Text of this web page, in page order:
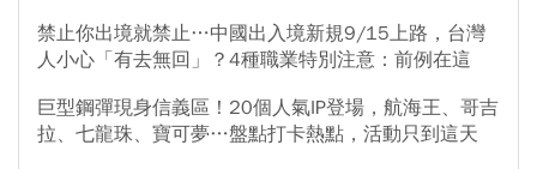
禁止你出境就禁止…中國出入境新規9/15上路，台灣
人小心「有去無回」？4種職業特別注意：前例在這
巨型鋼彈現身信義區！20個人氣IP登場，航海王、哥吉
拉、七龍珠、寶可夢…盤點打卡熱點，活動只到這天